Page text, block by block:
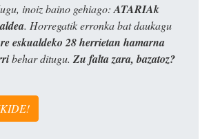
inoiz baino gehiago: ATARIAk
. Horregatik erronka bat daukagu
eskualdeko 28 herrietan hamarna
behar ditugu. Zu falta zara, bazatoz?